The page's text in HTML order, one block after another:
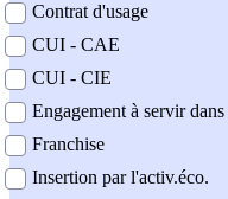
Contrat d'usage
CUI - CAE
CUI - CIE
Engagement à servir
Franchise
Insertion par l'activ.éco.